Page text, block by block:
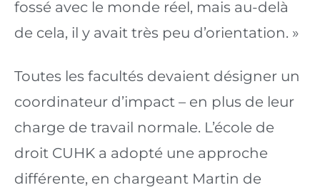
fossé avec le monde réel, mais au-delà
de cela, il y avait très peu d’orientation. »
Toutes les facultés devaient désigner un
coordinateur d’impact – en plus de leur
charge de travail normale. L’école de
droit CUHK a adopté une approche
différente, en chargeant Martin de